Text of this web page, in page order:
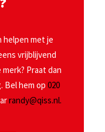
helpen met je
vrijblijvend
Praat dan
Bel hem op 020
randy@qiss.nl.